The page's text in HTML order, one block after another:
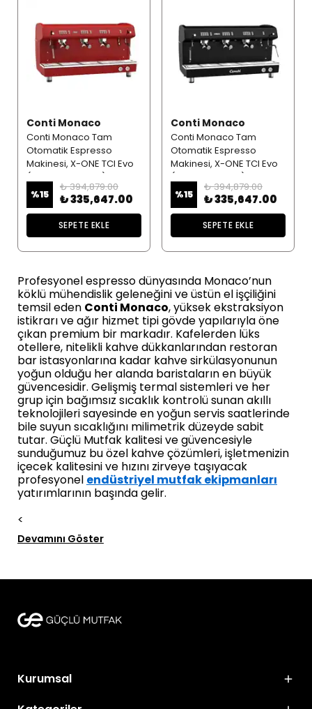
Conti Monaco
Conti Monaco Tam
Otomatik Espresso
Makinesi, X-ONE TCI Evo
(3 Gruplu, Kırmızı)
%15
₺ 394,879.00
₺ 335,647.00
SEPETE EKLE
Conti Monaco
Conti Monaco Tam
Otomatik Espresso
Makinesi, X-ONE TCI Evo
(3 Gruplu, Siyah)
%15
₺ 394,879.00
₺ 335,647.00
SEPETE EKLE
Profesyonel espresso dünyasında Monaco’nun
köklü mühendislik geleneğini ve üstün el işçiliğini
temsil eden Conti Monaco, yüksek ekstraksiyon
istikrarı ve ağır hizmet tipi gövde yapılarıyla öne
çıkan premium bir markadır. Kafelerden lüks
otellere, nitelikli kahve dükkanlarından restoran
bar istasyonlarına kadar kahve sirkülasyonunun
yoğun olduğu her alanda baristaların en büyük
güvencesidir. Gelişmiş termal sistemleri ve her
grup için bağımsız sıcaklık kontrolü sunan akıllı
teknolojileri sayesinde en yoğun servis saatlerinde
bile suyun sıcaklığını milimetrik düzeyde sabit
tutar. Güçlü Mutfak kalitesi ve güvencesiyle
sunduğumuz bu özel kahve çözümleri, işletmenizin
içecek kalitesini ve hızını zirveye taşıyacak
profesyonel endüstriyel mutfak ekipmanları
yatırımlarının başında gelir.
<
Devamını Göster
Kurumsal